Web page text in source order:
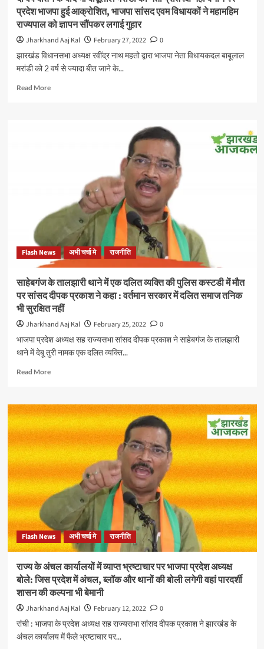
प्रदेश भाजपा हुई आक्रोशित, भाजपा सांसद एवम विधायकों ने महामहिम
राज्यपाल को ज्ञापन सौंपकर लगाई गुहार
Jharkhand Aaj Kal February 27, 2022
0
झारखंड विधानसभा अध्यक्ष रवींद्र नाथ महतो द्वारा भाजपा नेता विधायकदल बाबूलाल
मरांडी को 2 वर्ष से ज्यादा बीत जाने के...
Read MoreRead
को
प्रतिपक्ष
नही
बनाने
पर
प्रदेश
भाजपा
हुई
आक्रोशित,
भाजपा
एवम
विधायकों
महामहिम
ज्ञापन
सौंपकर
लगाई
गुहार
Flash News अभी चर्चा मे राजनीति
साहेबगंज के तालझारी थाने में एक दलित व्यक्ति की पुलिस कस्टडी में मौत
पर सांसद दीपक प्रकाश ने कहा : वर्तमान सरकार में दलित समाज तनिक
भी सुरक्षित नहीं
Jharkhand Aaj Kal February 25, 2022
0
भाजपा प्रदेश अध्यक्ष सह राज्यसभा सांसद दीपक प्रकाश ने साहेबगंज के तालझारी
थाने में देबू तुरी नामक एक दलित व्यक्ति...
Read MoreRead
साहेबगंज
के
तालझारी
में
एक
दलित
व्यक्ति
की
कस्टडी
में
मौत
पर
दीपक
प्रकाश
ने
कहा
वर्तमान
सरकार
Flash News अभी चर्चा मे राजनीति
राज्य के अंचल कार्यालयों में व्याप्त भ्रष्टाचार पर भाजपा प्रदेश अध्यक्ष
बोले: जिस प्रदेश में अंचल, ब्लॉक और थानों की बोली लगेगी वहां पारदर्शी
शासन की कल्पना भी बेमानी
Jharkhand Aaj Kal February 12, 2022
0
रांची : भाजपा के प्रदेश अध्यक्ष सह राज्यसभा सांसद दीपक प्रकाश ने झारखंड के
अंचल कार्यालय में फैले भ्रष्टाचार पर...